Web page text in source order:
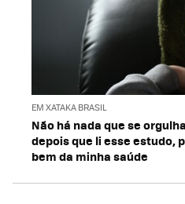
EM XATAKA BRASIL
Não há nada que se
depois que li esse estudo,
bem da minha saúde